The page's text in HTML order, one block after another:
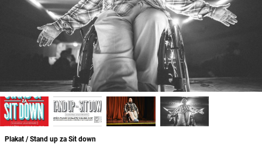
Plakat / Stand up za Sit down